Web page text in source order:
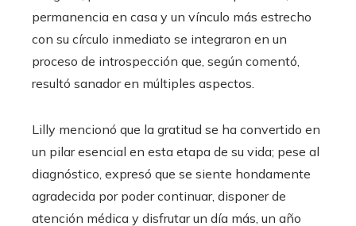
permanencia en casa y un vínculo más estrecho
con su círculo inmediato se integraron en un
proceso de introspección que, según comentó,
resultó sanador en múltiples aspectos.
Lilly mencionó que la gratitud se ha convertido en
un pilar esencial en esta etapa de su vida; pese al
diagnóstico, expresó que se siente hondamente
agradecida por poder continuar, disponer de
atención médica y disfrutar un día más, un año